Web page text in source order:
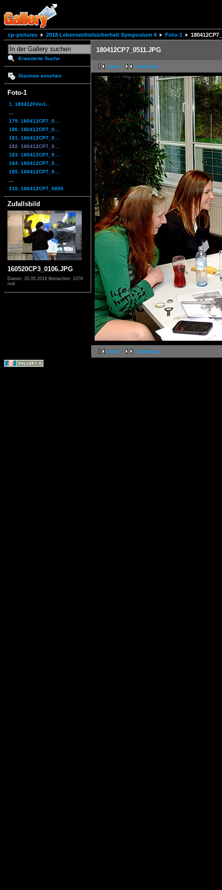
cp-pictures 2018 Lebensmittelsicherheit Symposium 4 Foto-1
Erweiterte Suche
Diashow ansehen
Foto-1
1. 180412Film1...
179. 180412CP7_0...
180. 180412CP7_0...
181. 180412CP7_0...
182. 180412CP7_0...
183. 180412CP7_0...
184. 180412CP7_0...
185. 180412CP7_0...
210. 180412CP7_0000
Zufallsbild
160520CP3_0106.JPG
Datum: 20.05.2016 Betrachtet: 1079
mal
180412CP7_0511.JPG
erste vorherige
erste vorherige